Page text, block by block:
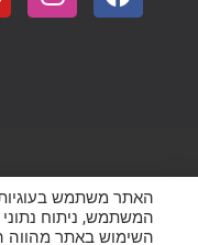
כל הזכויות שמורות –
המשתמש, ניתוח
השימוש באתר מהווה